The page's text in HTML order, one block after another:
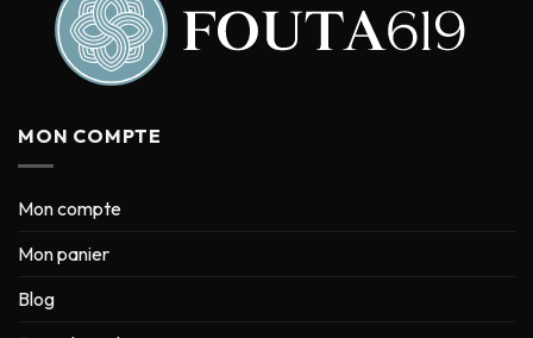
MON COMPTE
Mon compte
Mon panier
Blog